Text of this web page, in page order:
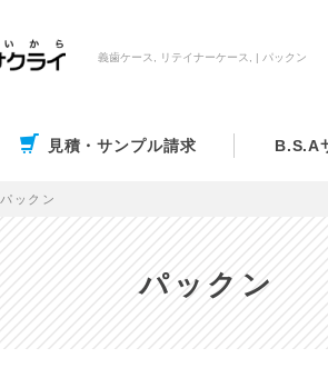
義歯ケース, リテイナーケース, | パックン
見積・サンプル請求 B.S.A
パックン
パックン